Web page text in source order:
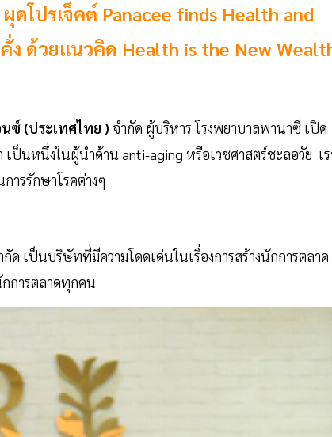
ปรเจ็คต์ Panacee finds Health and
ง ด้วยแนวคิด Health is the New
ซ์ (ประเทศไทย ) จำกัด ผู้บริหาร โรงพยาบาลพานาซี เปิด
เป็นหนึ่งในผู้นำด้าน anti-aging หรือเวชศาสตร์ชะลอวัย เ
ารรักษาโรคต่างๆ
กัด เป็นบริษัทที่มีความโดดเด่นในเรื่องการสร้างนักการตลาด
กการตลาดทุกคน